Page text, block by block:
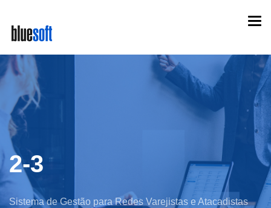
main
content
2-3
Sistema de Gestão para Redes Varejistas e Atacadistas